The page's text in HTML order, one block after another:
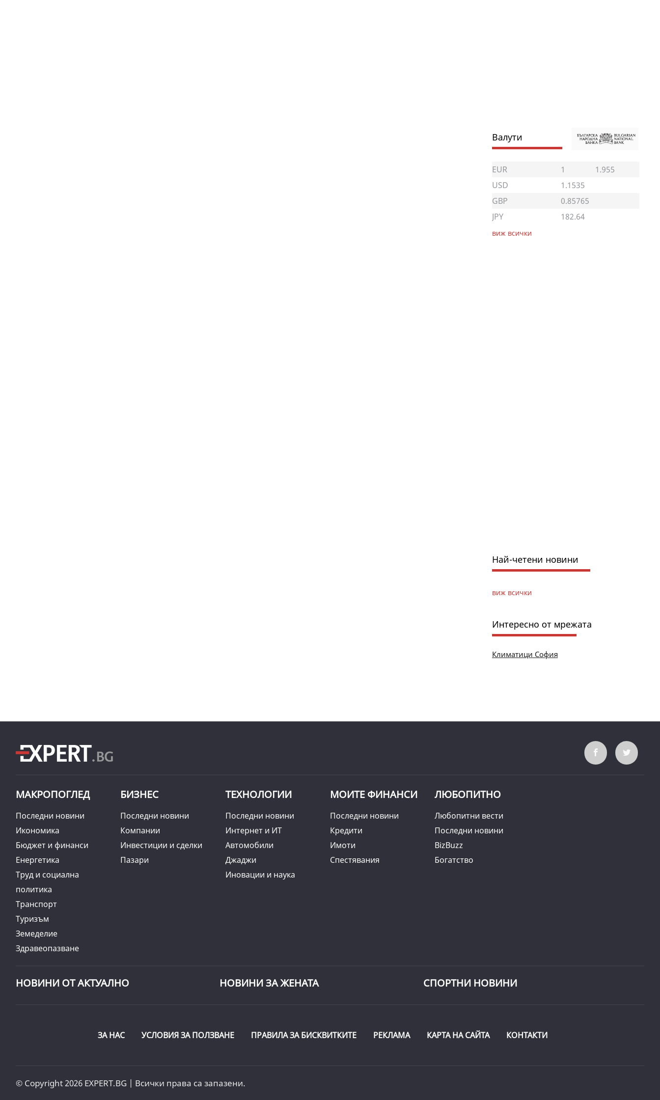
Валути
EUR 1
1.955
USD
1.1535
GBP
0.85765
JPY
182.64
виж всички
Най-четени новини
виж всички
Интересно от мрежата
Климатици София
МАКРОПОГЛЕД
Последни новини
Икономика
Бюджет и финанси
Енергетика
Труд и социална
политика
Транспорт
Туризъм
Земеделие
Здравеопазване
БИЗНЕС
Последни новини
Компании
Инвестиции и сделки
Пазари
ТЕХНОЛОГИИ
Последни новини
Интернет и ИТ
Автомобили
Джаджи
Иновации и наука
МОИТЕ ФИНАНСИ
Последни новини
Кредити
Имоти
Спестявания
ЛЮБОПИТНО
Любопитни вести
Последни новини
BizBuzz
Богатство
НОВИНИ ОТ АКТУАЛНО НОВИНИ ЗА ЖЕНАТА СПОРТНИ НОВИНИ
ЗА НАС УСЛОВИЯ ЗА ПОЛЗВАНЕ ПРАВИЛА ЗА БИСКВИТКИТЕ РЕКЛАМА КАРТА НА САЙТА КОНТАКТИ
© Copyright 2026 EXPERT.BG | Всички права са запазени.